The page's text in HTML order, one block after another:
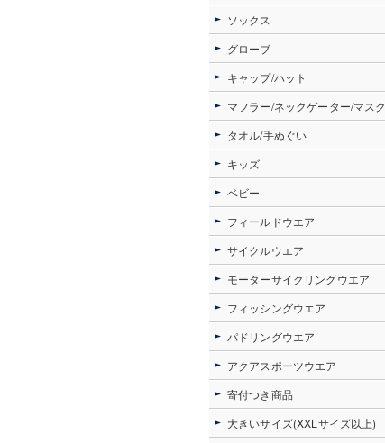
ソックス
グローブ
キャップ/ハット
マフラー/ネックゲーター/マスク
タオル/手ぬぐい
キッズ
ベビー
フィールドウエア
サイクルウエア
モーターサイクリングウエア
フィッシングウエア
パドリングウエア
アクアスポーツウエア
寄付つき商品
大きいサイズ(XXLサイズ以上)